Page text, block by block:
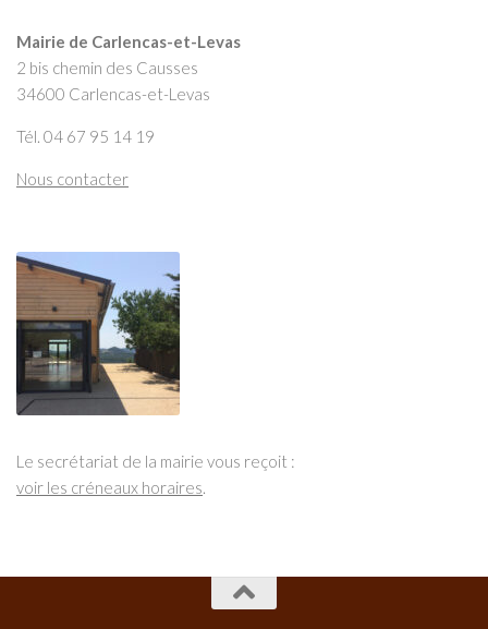
Mairie de Carlencas-et-Levas
2 bis chemin des Causses
34600 Carlencas-et-Levas
Tél. 04 67 95 14 19
Nous contacter
Le secrétariat de la mairie vous reçoit :
voir les créneaux horaires.